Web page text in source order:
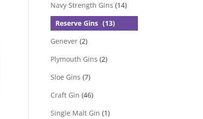
Navy Strength Gins (14)
Reserve Gins (13)
Genever (2)
Plymouth Gins (2)
Sloe Gins (7)
Craft Gin (46)
Single Malt Gin (1)